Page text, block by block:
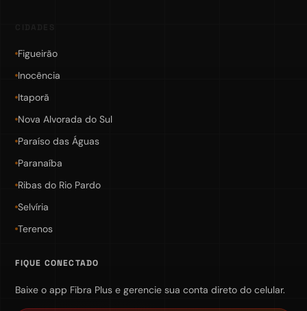
Figueirão
Inocência
Itaporã
Nova Alvorada do Sul
Paraíso das Águas
Paranaíba
Ribas do Rio Pardo
Selvíria
Terenos
FIQUE CONECTADO
Baixe o app Fibra Plus e gerencie sua conta direto do celular.